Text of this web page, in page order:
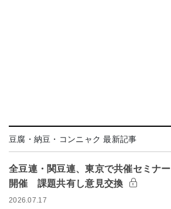
豆腐・納豆・コンニャク 最新記事
全豆連・関豆連、東京で共催セミナー
開催 課題共有し意見交換
2026.07.17